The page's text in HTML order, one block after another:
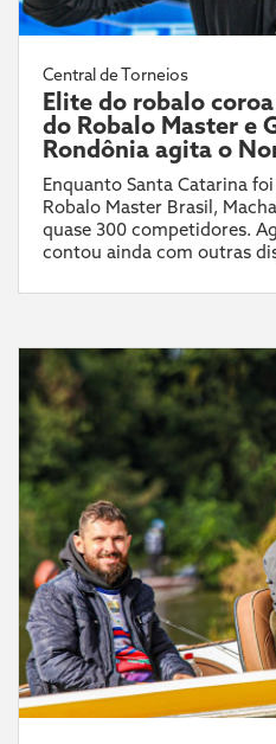
Central de Torneios
Elite do robalo
do Robalo Master e
Rondônia agita o
Enquanto Santa Catarina
Robalo Master Brasil,
quase 300 competidores.
contou ainda com outras